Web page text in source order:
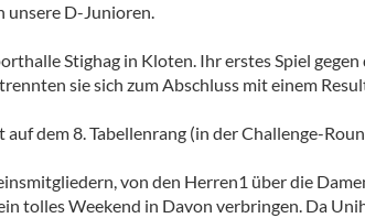
unsere D-Junioren.
Stighag in Kloten. Ihr erstes Spiel
sie sich zum Abschluss mit einem
dem 8. Tabellenrang (in der Challenge-
von den Herren1 über die
tolles Weekend in Davon verbringen. Da